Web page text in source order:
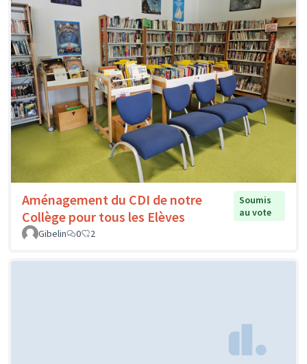
Aménagement du CDI de notre
Collège pour tous les Elèves
Soumis
au vote
Gibelin
0 2